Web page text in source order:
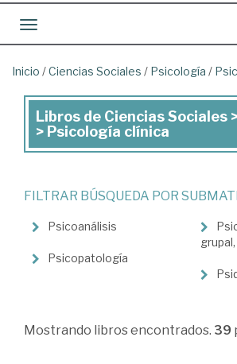
Toggle navigation
Inicio /Ciencias Sociales / Psicología /
Libros
de
Sociales
>
>
clínica
Libros de Ciencias Sociales
> Psicología clínica
FILTRAR BÚSQUEDA POR
Psicoanálisis
Psicopatología
Mostrando libros encontrados. 39